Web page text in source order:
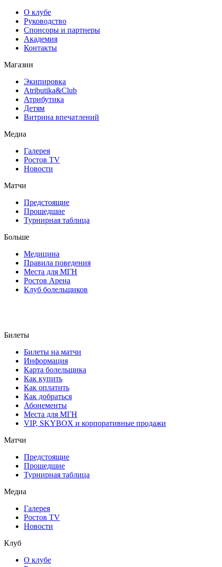
О клубе
Руководство
Спонсоры и партнеры
Академия
Контакты
Магазин
Экипировка
Atributika&Club
Атрибутика
Детям
Витрина впечатлений
Медиа
Галерея
Ростов TV
Новости
Матчи
Предстоящие
Прошедшие
Турнирная таблица
Больше
Медицина
Правила поведения
Места для МГН
Ростов Арена
Клуб болельщиков
Билеты
Билеты на матчи
Информация
Карта болельщика
Как купить
Как оплатить
Как добраться
Абонементы
Места для МГН
VIP, SKYBOX и корпоративные продажи
Матчи
Предстоящие
Прошедшие
Турнирная таблица
Медиа
Галерея
Ростов TV
Новости
Клуб
О клубе